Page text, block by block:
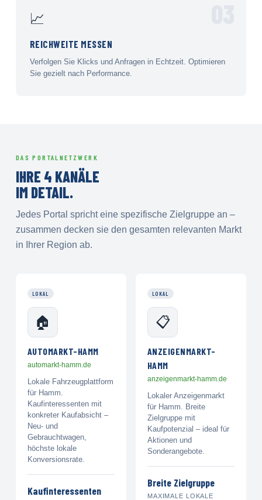
📈
REICHWEITE MESSEN
Verfolgen Sie Klicks und Anfragen in Echtzeit. Optimieren
Sie gezielt nach Performance.
DAS PORTALNETZWERK
IHRE 4 KANÄLE
IM DETAIL.
Jedes Portal spricht eine spezifische Zielgruppe an –
zusammen decken sie den gesamten relevanten Markt
in Ihrer Region ab.
LOKAL
🏠
AUTOMARKT-HAMM
automarkt-hamm.de
Lokale Fahrzeugplattform
für Hamm.
Kaufinteressenten mit
konkreter Kaufabsicht –
Neu- und
Gebrauchtwagen,
höchste lokale
Konversionsrate.
Kaufinteressenten
LOKAL
📋
ANZEIGENMARKT-
HAMM
anzeigenmarkt-hamm.de
Lokaler Anzeigenmarkt
für Hamm. Breite
Zielgruppe mit
Kaufpotenzial – ideal für
Aktionen und
Sonderangebote.
Breite Zielgruppe
MAXIMALE LOKALE